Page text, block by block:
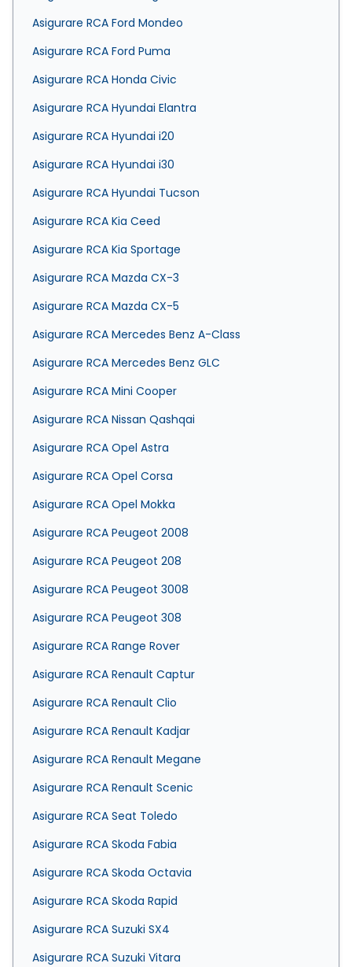
Asigurare RCA Ford Mondeo
Asigurare RCA Ford Puma
Asigurare RCA Honda Civic
Asigurare RCA Hyundai Elantra
Asigurare RCA Hyundai i20
Asigurare RCA Hyundai i30
Asigurare RCA Hyundai Tucson
Asigurare RCA Kia Ceed
Asigurare RCA Kia Sportage
Asigurare RCA Mazda CX-3
Asigurare RCA Mazda CX-5
Asigurare RCA Mercedes Benz A-Class
Asigurare RCA Mercedes Benz GLC
Asigurare RCA Mini Cooper
Asigurare RCA Nissan Qashqai
Asigurare RCA Opel Astra
Asigurare RCA Opel Corsa
Asigurare RCA Opel Mokka
Asigurare RCA Peugeot 2008
Asigurare RCA Peugeot 208
Asigurare RCA Peugeot 3008
Asigurare RCA Peugeot 308
Asigurare RCA Range Rover
Asigurare RCA Renault Captur
Asigurare RCA Renault Clio
Asigurare RCA Renault Kadjar
Asigurare RCA Renault Megane
Asigurare RCA Renault Scenic
Asigurare RCA Seat Toledo
Asigurare RCA Skoda Fabia
Asigurare RCA Skoda Octavia
Asigurare RCA Skoda Rapid
Asigurare RCA Suzuki SX4
Asigurare RCA Suzuki Vitara